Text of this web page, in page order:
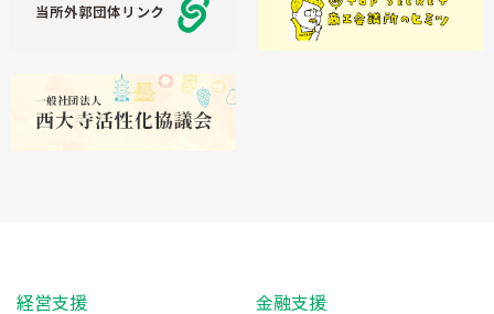
経営支援 金融支援